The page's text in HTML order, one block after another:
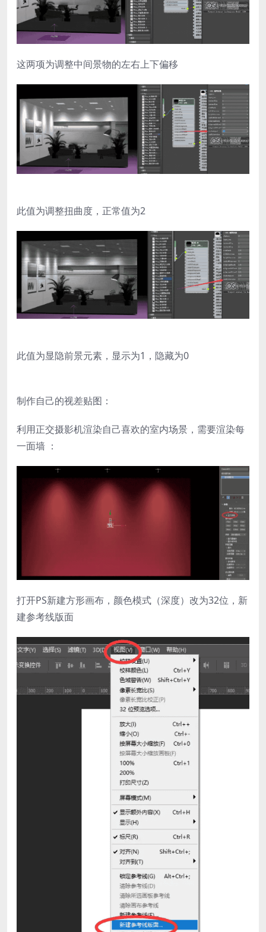
这两项为调整中间景物的左右上下偏移
此值为调整扭曲度，正常值为2
此值为显隐前景元素，显示为1，隐藏为0
制作自己的视差贴图：
利用正交摄影机渲染自己喜欢的室内场景，需要渲染每
一面墙 ：
打开PS新建方形画布，颜色模式（深度）改为32位，新
建参考线版面